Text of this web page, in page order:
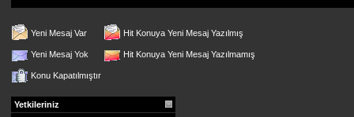
Yeni Mesaj Var Hit Konuya Yeni Mesaj Yazılmış
Yeni Mesaj Yok Hit Konuya Yeni Mesaj Yazılmamış
Konu Kapatılmıştır
Yetkileriniz